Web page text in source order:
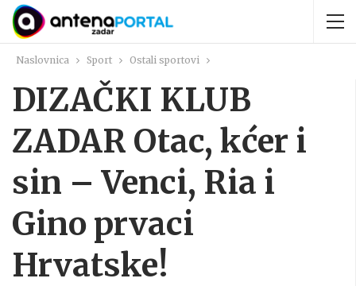
Naslovnica Sport Ostali sportovi
DIZAČKI KLUB
ZADAR Otac, kćer i
sin – Venci, Ria i
Gino prvaci
Hrvatske!